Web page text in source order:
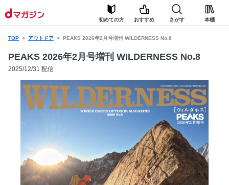
初めての方 おすすめ さがす 本棚
TOP アウトドア PEAKS 2026年2月号増刊 WILDERNESS No.8
PEAKS 2026年2月号増刊 WILDERNESS No.8
2025/12/31 配信